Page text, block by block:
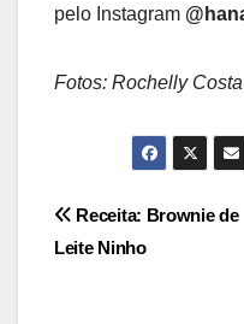
pelo Instagram
Fotos: Rochelly Costa
Navegação
Receita: Brownie de
Leite Ninho